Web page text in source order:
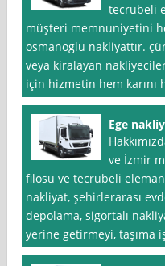
tecrubeli
müşteri memnuniyetini
osmanoglu nakliyattır.
veya kiralayan
için hizmetin hem
Ege
ve İzmir
filosu ve tecrübeli
nakliyat, şehirlerarası
depolama, sigortalı
yerine getirmeyi,